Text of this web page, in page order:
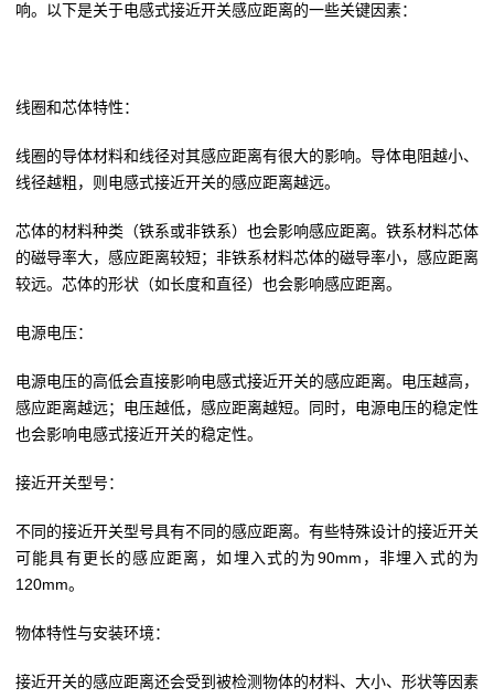
响。以下是关于电感式接近开关感应距离的一些关键因素：
线圈和芯体特性：
线圈的导体材料和线径对其感应距离有很大的影响。导体电阻越小、
线径越粗，则电感式接近开关的感应距离越远。
芯体的材料种类（铁系或非铁系）也会影响感应距离。铁系材料芯体
的磁导率大，感应距离较短；非铁系材料芯体的磁导率小，感应距离
较远。芯体的形状（如长度和直径）也会影响感应距离。
电源电压：
电源电压的高低会直接影响电感式接近开关的感应距离。电压越高，
感应距离越远；电压越低，感应距离越短。同时，电源电压的稳定性
也会影响电感式接近开关的稳定性。
接近开关型号：
不同的接近开关型号具有不同的感应距离。有些特殊设计的接近开关
可能具有更长的感应距离，如埋入式的为90mm，非埋入式的为
120mm。
物体特性与安装环境：
接近开关的感应距离还会受到被检测物体的材料、大小、形状等因素